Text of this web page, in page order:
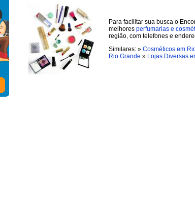
Para facilitar sua busca o
melhores perfumarias e
região, com telefones e
Similares: » Cosméticos em
Rio Grande » Lojas Diversas